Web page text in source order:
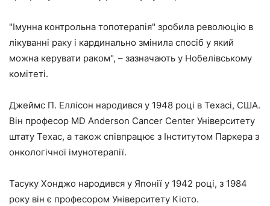
"Імунна контрольна топотерапія" зробила революцію в
лікуванні раку і кардинально змінила спосіб у який
можна керувати раком", – зазначають у Нобелівському
комітеті.
Джеймс П. Еллісон народився у 1948 році в Техасі, США.
Він професор MD Anderson Cancer Center Університету
штату Техас, а також співпрацює з Інститутом Паркера з
онкологічної імунотерапії.
Тасуку Хонджо народився у Японії у 1942 році, з 1984
року він є професором Університету Кіото.